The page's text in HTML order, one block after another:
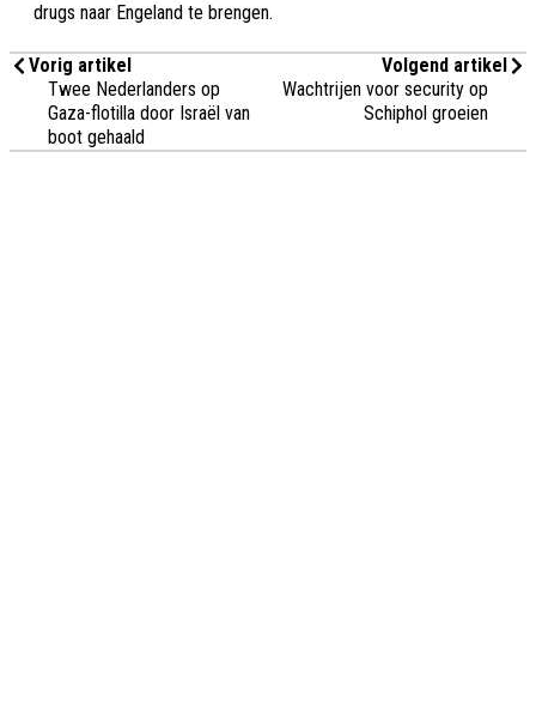
drugs naar Engeland te brengen.
Vorig artikel
Twee Nederlanders op
Gaza-flotilla door Israël van
boot gehaald
Volgend artikel
Wachtrijen voor security op
Schiphol groeien